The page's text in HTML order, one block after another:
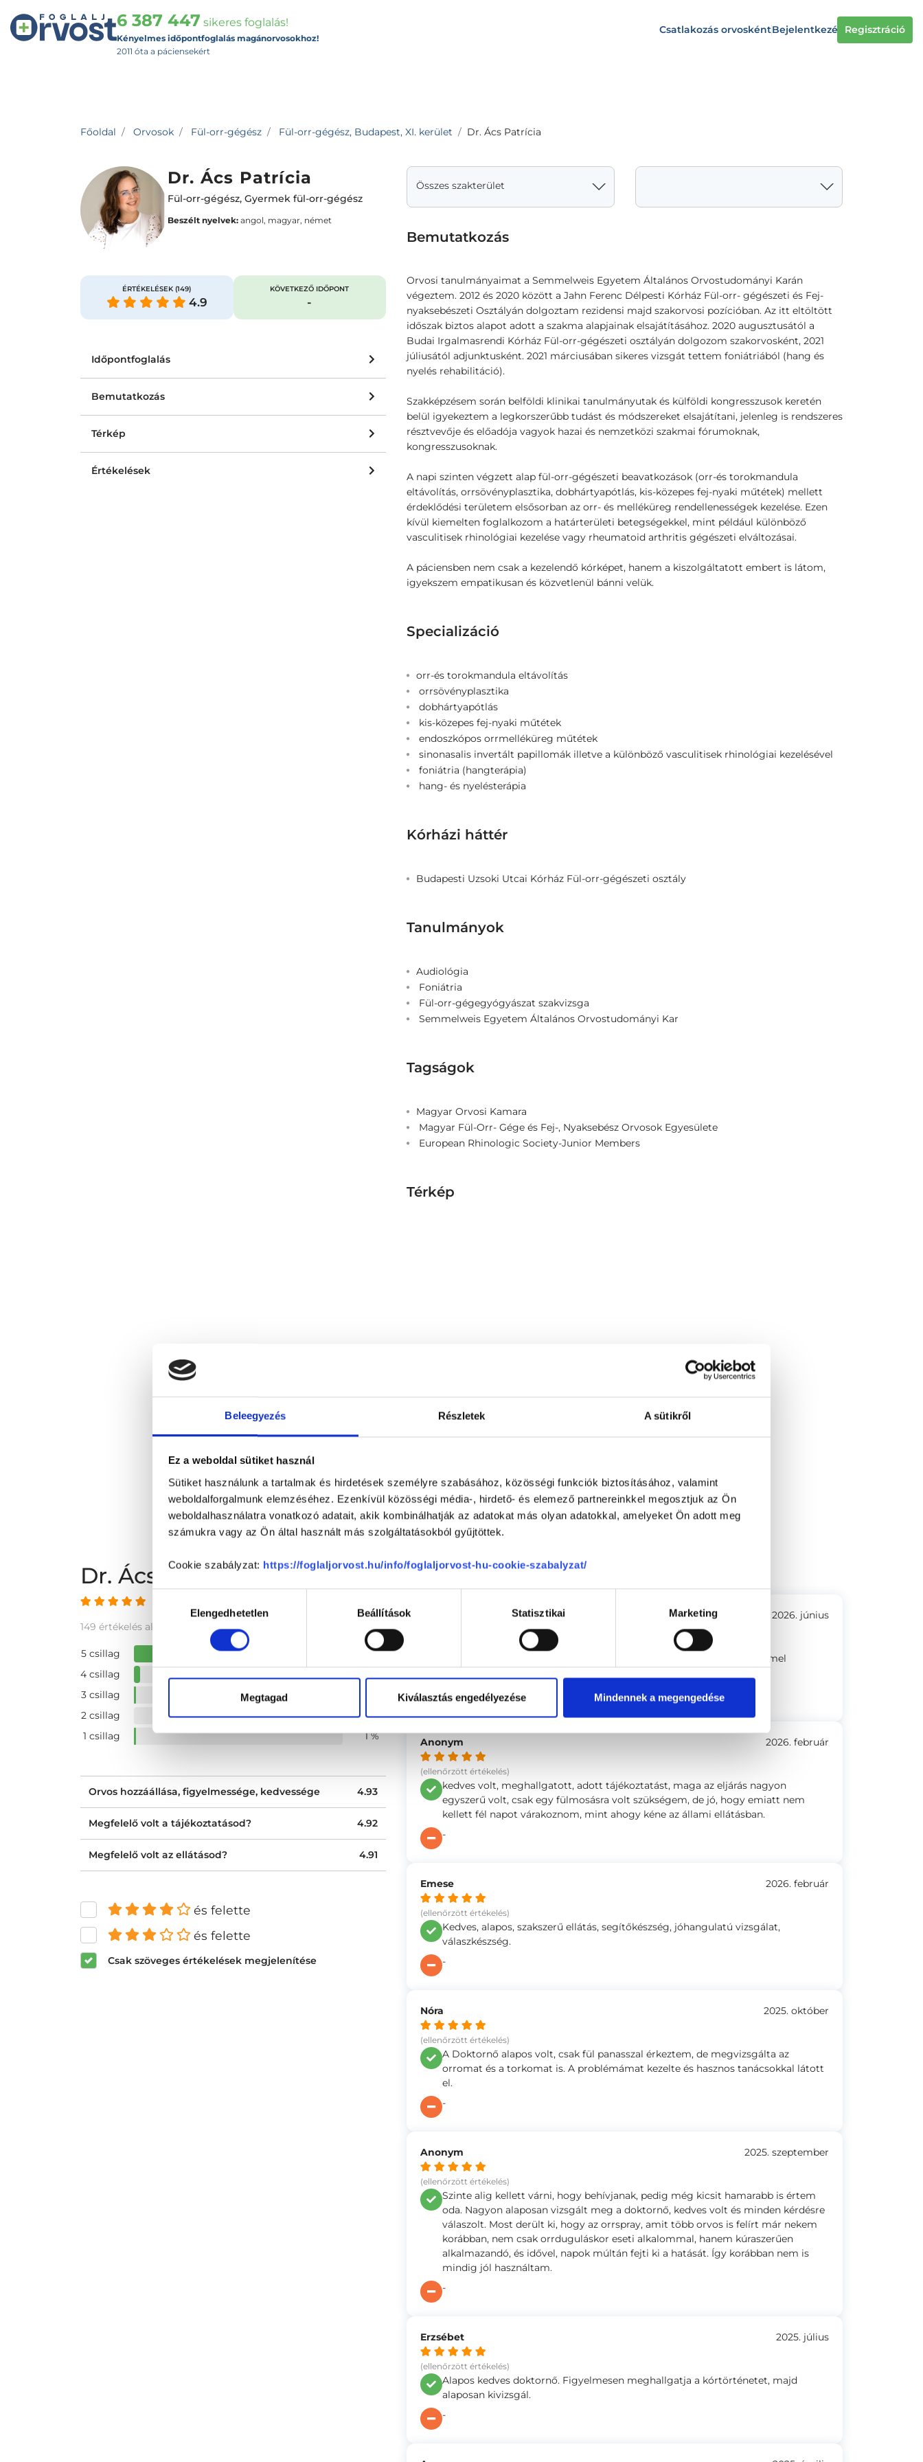
Beleegyezés Részletek A sütikről
Ez a weboldal sütiket használ
Sütiket használunk a tartalmak és hirdetések személyre szabásához, közösségi funkciók biztosításához, valamint
weboldalforgalmunk elemzéséhez. Ezenkívül közösségi média-, hirdető- és elemező partnereinkkel megosztjuk az Ön
weboldalhasználatra vonatkozó adatait, akik kombinálhatják az adatokat más olyan adatokkal, amelyeket Ön adott meg
számukra vagy az Ön által használt más szolgáltatásokból gyűjtöttek.
Cookie szabályzat: https://foglaljorvost.hu/info/foglaljorvost-hu-cookie-szabalyzat/
kiválasztásaElengedhetetlen Beállítások Statisztikai Marketing
Megtagad Kiválasztás engedélyezése Mindennek a megengedése
6 387 447 sikeres foglalás!
Kényelmes időpontfoglalás magánorvosokhoz!
2011 óta a páciensekért
Csatlakozás orvoskéntBejelentkezés Regisztráció
Főoldal Orvosok Fül-orr-gégész Fül-orr-gégész, Budapest, XI. kerület Dr. Ács Patrícia
Dr. Ács Patrícia
Fül-orr-gégész, Gyermek fül-orr-gégész
Beszélt nyelvek: angol, magyar, német
ÉRTÉKELÉSEK(149)
4.9
KÖVETKEZŐ IDŐPONT
-
Időpontfoglalás
Bemutatkozás
Térkép
Értékelések
Összes szakterület
Bemutatkozás
Orvosi tanulmányaimat a Semmelweis Egyetem Általános Orvostudományi Karán
végeztem. 2012 és 2020 között a Jahn Ferenc Délpesti Kórház Fül-orr- gégészeti és Fej-
nyaksebészeti Osztályán dolgoztam rezidensi majd szakorvosi pozícióban. Az itt eltöltött
időszak biztos alapot adott a szakma alapjainak elsajátításához. 2020 augusztusától a
Budai Irgalmasrendi Kórház Fül-orr-gégészeti osztályán dolgozom szakorvosként, 2021
júliusától adjunktusként. 2021 márciusában sikeres vizsgát tettem foniátriából (hang és
nyelés rehabilitáció).
Szakképzésem során belföldi klinikai tanulmányutak és külföldi kongresszusok keretén
belül igyekeztem a legkorszerűbb tudást és módszereket elsajátítani, jelenleg is rendszeres
résztvevője és előadója vagyok hazai és nemzetközi szakmai fórumoknak,
kongresszusoknak.
A napi szinten végzett alap fül-orr-gégészeti beavatkozások (orr-és torokmandula
eltávolítás, orrsövényplasztika, dobhártyapótlás, kis-közepes fej-nyaki műtétek) mellett
érdeklődési területem elsősorban az orr- és melléküreg rendellenességek kezelése. Ezen
kívül kiemelten foglalkozom a határterületi betegségekkel, mint például különböző
vasculitisek rhinológiai kezelése vagy rheumatoid arthritis gégészeti elváltozásai.
A páciensben nem csak a kezelendő kórképet, hanem a kiszolgáltatott embert is látom,
igyekszem empatikusan és közvetlenül bánni velük.
Specializáció
orr-és torokmandula eltávolítás
orrsövényplasztika
dobhártyapótlás
kis-közepes fej-nyaki műtétek
endoszkópos orrmelléküreg műtétek
sinonasalis invertált papillomák illetve a különböző vasculitisek rhinológiai kezelésével
foniátria (hangterápia)
hang- és nyelésterápia
Kórházi háttér
Budapesti Uzsoki Utcai Kórház Fül-orr-gégészeti osztály
Tanulmányok
Audiológia
Foniátria
Fül-orr-gégegyógyászat szakvizsga
Semmelweis Egyetem Általános Orvostudományi Kar
Tagságok
Magyar Orvosi Kamara
Magyar Fül-Orr- Gége és Fej-, Nyaksebész Orvosok Egyesülete
European Rhinologic Society-Junior Members
Térkép
Kálmán Rendelő
1111 Budapest, XI. kerület
Dr. Ács Patrícia vélemények
149 értékelés alapján
5 csillag
95 %
4 csillag
3 csillag
2 csillag
0 %
1 csillag
1 %
Orvos hozzáállása, figyelmessége, kedvessége 4.93
Megfelelő volt a tájékoztatásod? 4.92
Megfelelő volt az ellátásod? 4.91
és felette
és felette
Csak szöveges értékelések megjelenítése
2026. június
A doktornő kedves, alapos és empatikus, emellett nagy szakértelemmel
-
Anonym
(ellenőrzött értékelés)
2026. február
kedves volt, meghallgatott, adott tájékoztatást, maga az eljárás nagyon
egyszerű volt, csak egy fülmosásra volt szükségem, de jó, hogy emiatt nem
kellett fél napot várakoznom, mint ahogy kéne az állami ellátásban.
-
Emese
(ellenőrzött értékelés)
2026. február
Kedves, alapos, szakszerű ellátás, segítőkészség, jóhangulatú vizsgálat,
válaszkészség.
-
Nóra
(ellenőrzött értékelés)
2025. október
A Doktornő alapos volt, csak fül panasszal érkeztem, de megvizsgálta az
orromat és a torkomat is. A problémámat kezelte és hasznos tanácsokkal látott
el.
-
Anonym
(ellenőrzött értékelés)
2025. szeptember
Szinte alig kellett várni, hogy behívjanak, pedig még kicsit hamarabb is értem
oda. Nagyon alaposan vizsgált meg a doktornő, kedves volt és minden kérdésre
válaszolt. Most derült ki, hogy az orrspray, amit több orvos is felírt már nekem
korábban, nem csak orrduguláskor eseti alkalommal, hanem kúraszerűen
alkalmazandó, és idővel, napok múltán fejti ki a hatását. Így korábban nem is
mindig jól használtam.
-
Erzsébet
(ellenőrzött értékelés)
2025. július
Alapos kedves doktornő. Figyelmesen meghallgatja a kórtörténetet, majd
alaposan kivizsgál.
-